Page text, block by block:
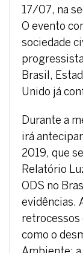
17/07, na
O evento
sociedade
Brasil,
Unido já
Durante a
irá
2019, que
Relatório
ODS no
evidências.
retrocessos
como o